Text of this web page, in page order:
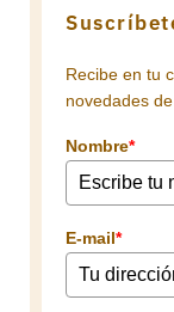
Recibe en tu
novedades
Nombre*
E-mail*